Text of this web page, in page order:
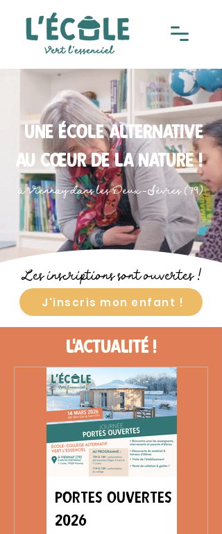
Une école alternative
au cœur de la nature !
à Viennay dans les Deux-Sèvres (79)
Les inscriptions sont ouvertes !
J'inscris mon enfant !
L'actualité !
PORTES OUVERTES
2026